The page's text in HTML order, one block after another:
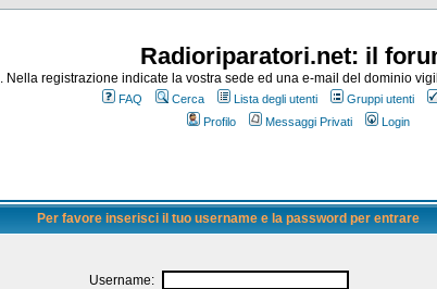
Radioriparatori.net: il
. Nella registrazione indicate la vostra sede ed una e-mail del dominio
FAQ Cerca Lista degli utenti Gruppi utenti
Profilo
Messaggi Privati Login
Per favore inserisci il tuo username e la password per entrare
Username: